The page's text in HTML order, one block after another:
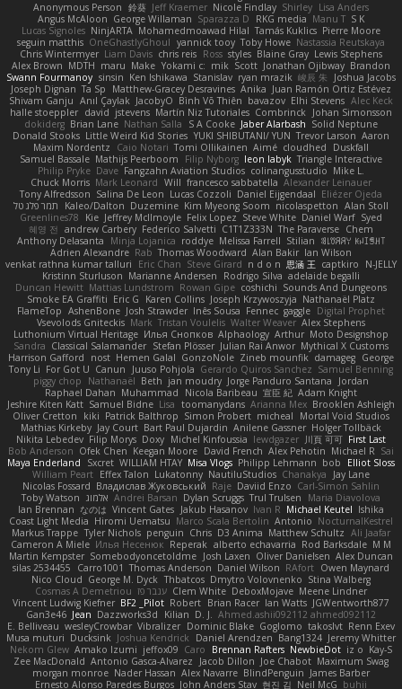
Anonymous Person 鈴葵 Jeff Kraemer Nicole Findlay Shirley Lisa Anders
Angus McAloon George Willaman Sparazza D RKG media Manu T S K
Lucas Signoles NinjARTA Mohamedmoawad Hilal Tamás Kuklics Pierre Moore
seguin matthis OneGhastlyGhoul yannick tooy Toby Howe Nastassia Reutskaya
Chris Wintermyer Liam Davis chris reis Ross styles Blaine Gray Lewis Stephens
Alex Brown MDTH maru Make Yokami c: mik Scott Jonathan Ojibway Brandon
Swann Fourmanoy sinsin Ken Ishikawa Stanislav ryan mrazik 峻辰 朱
Joshua Jacobs
Joseph Dignan Ta Sp Matthew-Gracey Desravines Anika Juan Ramón Ortiz Estévez
Shivam Ganju Anıl Çaylak JacobyO Bình Võ Thiên bavazov Elhi Stevens Alec Keck
halle stoeppler david jstevens Martín Niz Tutoriales Combrinck Johan Simonsson
dokiderg Brian Lane Nathan Salla S A Cooke Jaber Alarbash Solid Neptune
Donald Stooks Little Weird Kid Stories YUKI SHIBUTANI/ YUN Trevor Larson Aaron
Maxim Nordentz
Caio Notari Tomi Ollikainen Aimé cloudhed
Duskfall
Samuel Bassale Mathijs Peerboom Filip Nyborg leon labyk Triangle Interactive
Philip Pryke Dave Fangzahn Aviation Studios colinangusstudio Mike L.
Chuck Morris Mark Leonard Will francesco sabbatella Alexander Leinauer
Tony Alfredsson Salina De Leon Lucas Cozzoli Daniel Eijgendaal Eliézer Ojeda
תמר פלג טל
Kaleo/Dalton Duzemine Kim Myeong Soom nicolaspetton Alan Stoll
Greenlines78
Kie Jeffrey McIlmoyle Felix Lopez Steve White Daniel Warf Syed
혜영 전 andrew Carbery Federico Salvetti C1T1Z333N The Paraverse Chem
Anthony Delasanta
Minja Lojanica roddye Melissa Farrell Stilian ꌃ꒒ꀎꋪꋪꌩ ꀘꈤꀤꁅꃅ꓄
Adrien Alexandre Rab Thomas Woodward Alan Bakir Ian Wilson
venkat rathna kumar talluri
Eric Chan Steve Girard n d o n 思涵 王 captkiro
N-JELLY
Kristinn Sturluson Marianne Andersen Rodrigo Silva adelaide begalli
Duncan Hewitt Mattias Lundstrom Rowan Gipe coshichi Sounds And Dungeons
Smoke EA Graffiti Eric G Karen Collins Joseph Krzywoszyja Nathanaël Platz
FlameTop AshenBone Josh Strawder Inês Sousa Fennec gaggle Digital Prophet
Vsevolods Gniteckis Mark Tristan Voulelis Walter Weaver Alex Stephens
Luthonium Virtual Heritage Илья Снопков Alphaology Arthur Moto Designshop
Sandra Classical Salamander Stefan Plösser Julian Rai Anwor Mythical X Customs
Harrison Gafford
nost Hemen Galal GonzoNole Zineb mounfik damageg George
Tony Li For Got U Canun Juuso Pohjola Gerardo Quiros Sanchez Samuel Benning
piggy chop
Nathanaël Beth jan moudry Jorge Panduro Santana
Jordan
Raphael Dahan Muhammad Nicola Baribeau 宣臣 紀 Adam Knight
Jeshire Kiten Katt Samuel Bidne Lisa toomanydans Arianna Mex Brooklen Ashleigh
Oliver Cretton
kiki Patrick Balthrop Simon Probert micheal
Mortal Void Studios
Mathias Kirkeby Jay Court Bart Paul Dujardin Anilene Gassner Holger Tollbäck
Nikita Lebedev Filip Morys Doxy Michel Kinfoussia lewdgazer 川頁 可可 First Last
Bob Anderson Ofek Chen Keegan Moore David French Alex Pehotin Michael R Sai
Maya Enderland
Sxcret WILLIAM HTAY Misa Vlogs Philipp Lehmann bob
Elliot Sloss
William Peart Effex Talon Lukatonny NautiluStudios Chanakya
Jay Lane
Nicolas Fossard Владислав Жуковський Raje Daviid Enzo Carl-Simon Sahlin
Toby Watson אלמוג Andrei Barsan Dylan Scruggs Trul Trulsen
Maria Diavolova
Ian Brennan なのは Vincent Gates Jakub Hasanov Ivan R Michael Keutel Ishika
Coast Light Media Hiromi Uematsu Marco Scala Bertolin Antonio NocturnalKestrel
Markus Trappe Tyler Nichols penguin Chris D3 Anima Matthew Schultz Ali Jaafar
Cameron A Miele Илья Несенюк Reperak alberto echavarria Rod Barksdale M M
Martin Kempster Somebodyoncetoldme Josh Laxen Oliver Danielsen Alex Duncan
silas 2534455
Carro1001 Thomas Anderson Daniel Wilson RAfort Owen Maynard
Nico Cloud George M. Dyck Thbatcos Dmytro Volovnenko Stina Walberg
Cosmas A Demetriou ענבר פז Clem White DeboxMojave Meene Lindner
Vincent Ludwig Kiefner BF2 _Pilot Robert Brian Racer Ian Watts JGWentworth877
Gan3e46 Jean Dazzworks3d Kilian D. J. Ahmed.ashii092112 ahmed092112
E. Belliveau wesleyCrowbar Vibralizer Dominic Blake Goglomo takoslvt Renn Exev
Musa muturi Ducksink Joshua Kendrick Daniel Arendzen Bang1324 Jeremy Whitter
Nekom Glew Amako Izumi jeffox09 Caro Brennan Rafters NewbieDot iz o Kay-S
Zee MacDonald Antonio Gasca-Alvarez Jacob Dillon Joe Chabot Maximum Swag
morgan monroe Nader Hassan Alex Navarre BlindPenguin James Barber
Ernesto Alonso Paredes Burgos John Anders Stav 현진 김 Neil McG buhii